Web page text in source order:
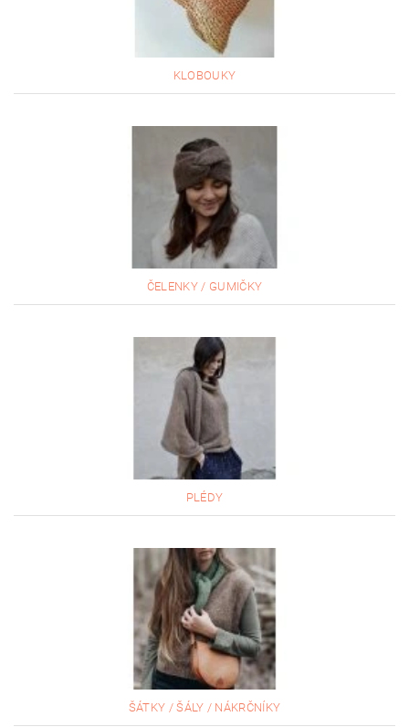
KLOBOUKY
ČELENKY / GUMIČKY
PLÉDY
ŠÁTKY / ŠÁLY / NÁKRČNÍKY